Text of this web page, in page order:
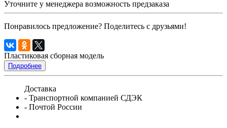
Уточните у менеджера возможность предзаказа
Понравилось предложение? Поделитесь с друзьями!
Пластиковая сборная модель
Подробнее
Доставка
- Транспортной компанией СДЭК
- Почтой России